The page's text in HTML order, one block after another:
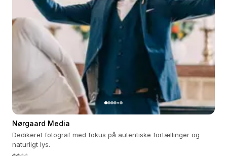
Nørgaard Media
Dedikeret fotograf med fokus på autentiske fortællinger og
naturligt lys.